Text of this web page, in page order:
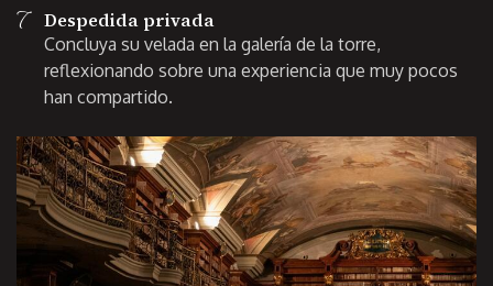
7 Despedida privada
Concluya su velada en la galería de la torre,
reflexionando sobre una experiencia que muy pocos
han compartido.